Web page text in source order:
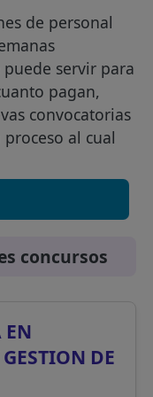
de personal
servir para
pagan,
convocatorias
al cual
concursos
EN
DE